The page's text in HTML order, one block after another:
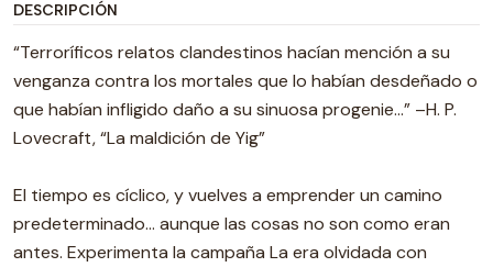
DESCRIPCIÓN
“Terroríficos relatos clandestinos hacían mención a su
venganza contra los mortales que lo habían desdeñado o
que habían infligido daño a su sinuosa progenie...” –H. P.
Lovecraft, “La maldición de Yig”
El tiempo es cíclico, y vuelves a emprender un camino
predeterminado... aunque las cosas no son como eran
antes. Experimenta la campaña La era olvidada con